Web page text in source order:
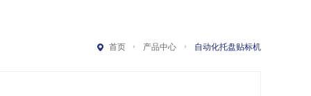
首页 产品中心 自动化托盘贴标机